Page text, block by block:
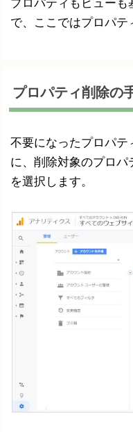
プロパティもビュー
で、ここではプロパテ
プロパティ削除の
不要になったプロパテ
に、削除対象のプロパ
を選択します。